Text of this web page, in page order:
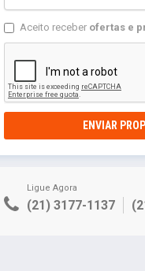
Aceito receber ofertas e
ENVIAR
Ligue Agora
(21) 3177-1137